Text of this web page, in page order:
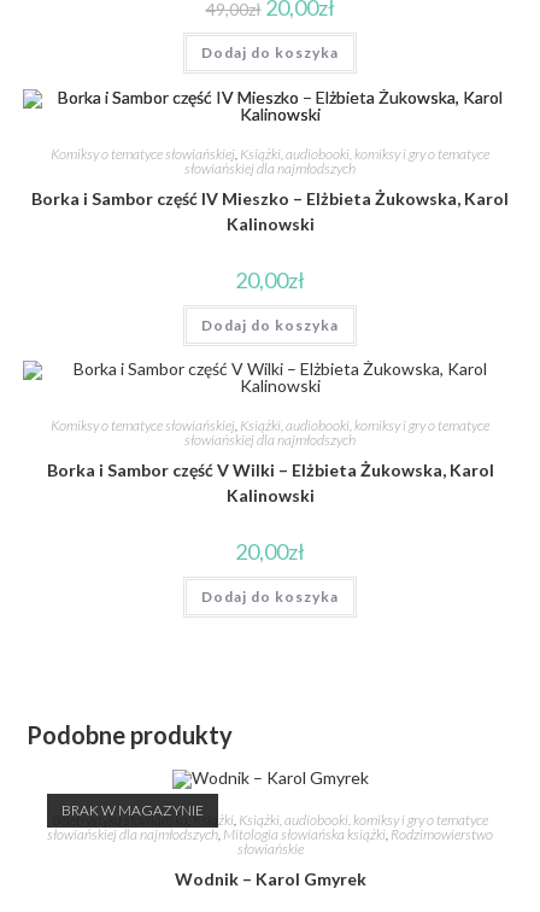
49,00zł 20,00zł
Dodaj do koszyka
Komiksy o tematyce słowiańskiej Książki, audiobooki, komiksy i gry o tematyce
słowiańskiej dla najmłodszych
Borka i Sambor część IV Mieszko – Elżbieta Żukowska, Karol
Kalinowski
20,00zł
Dodaj do koszyka
Komiksy o tematyce słowiańskiej, Książki, audiobooki, komiksy i gry o tematyce
słowiańskiej dla najmłodszych
Borka i Sambor część V Wilki – Elżbieta Żukowska, Karol
Kalinowski
20,00zł
Dodaj do koszyka
Podobne produkty
BRAK W MAGAZYNIE
Beletrystyka słowiańska ,Książki, Książki, audiobooki, komiksy i gry o tematyce
słowiańskiej dla najmłodszych, Mitologia słowiańska książki, Rodzimowierstwo
słowiańskie
Wodnik – Karol Gmyrek